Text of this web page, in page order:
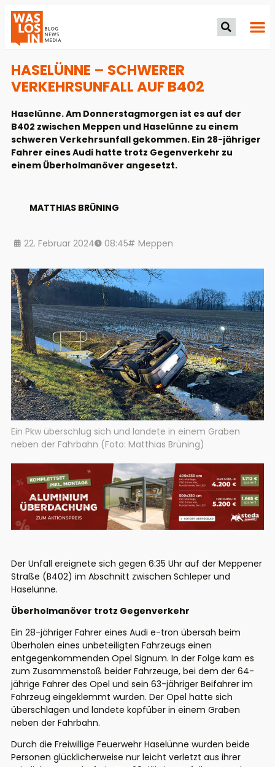
HASELÜNNE – SCHWERER
VERKEHRSUNFALL AUF B402
Haselünne. Am Donnerstagmorgen ist es auf der
B402 zwischen Meppen und Haselünne zu einem
schweren Verkehrsunfall gekommen. Ein 28-jähriger
Fahrer eines Audi hatte trotz Gegenverkehr zu
einem Überholmanöver angesetzt.
MATTHIAS BRÜNING
22. Februar 2024 08:45 Meppen
Ein Pkw überschlug sich und landete in einem Graben
neben der Fahrbahn (Foto: Matthias Brüning)
Der Unfall ereignete sich gegen 6:35 Uhr auf der Meppener
Straße (B402) im Abschnitt zwischen Schleper und
Haselünne.
Überholmanöver trotz Gegenverkehr
Ein 28-jähriger Fahrer eines Audi e-tron übersah beim
Überholen eines unbeteiligten Fahrzeugs einen
entgegenkommenden Opel Signum. In der Folge kam es
zum Zusammenstoß beider Fahrzeuge, bei dem der 64-
jährige Fahrer des Opel und sein 63-jähriger Beifahrer im
Fahrzeug eingeklemmt wurden. Der Opel hatte sich
überschlagen und landete kopfüber in einem Graben
neben der Fahrbahn.
Durch die Freiwillige Feuerwehr Haselünne wurden beide
Personen glücklicherweise nur leicht verletzt aus ihrer